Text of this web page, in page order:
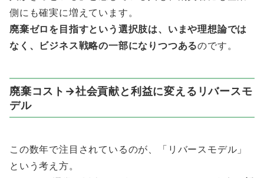
側にも確実に増えています。
廃棄ゼロを目指すという選択肢は、いまや理想論では
なく、ビジネス戦略の一部になりつつあるのです。
廃棄コスト→社会貢献と利益に変えるリバースモ
デル
この数年で注目されているのが、「リバースモデル」
という考え方。